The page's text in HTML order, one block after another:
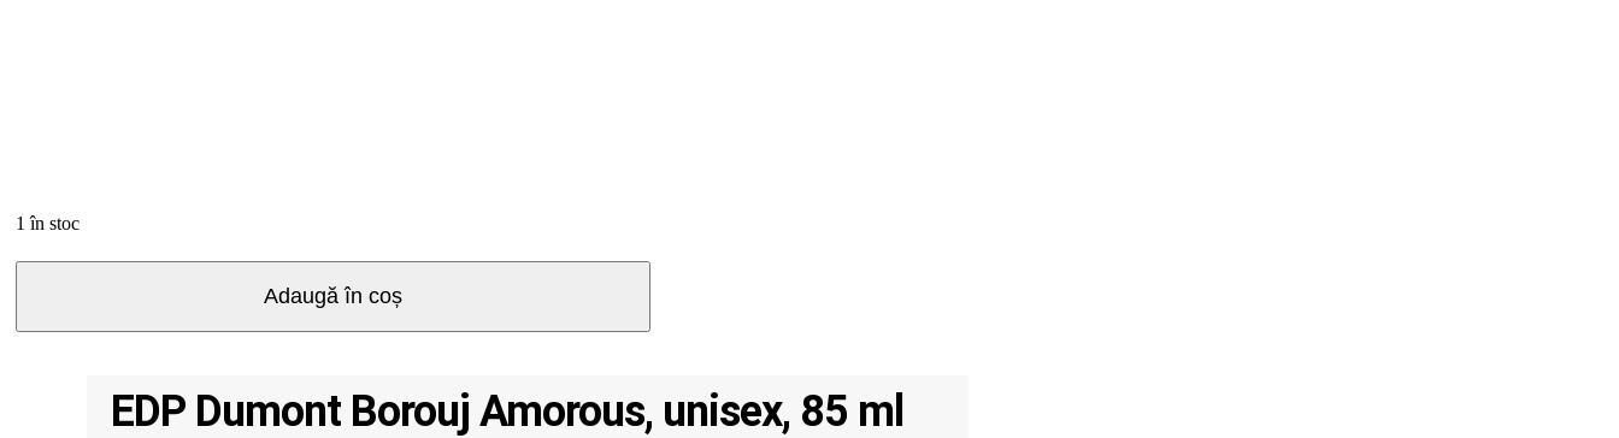
1 în stoc
Cantitate
Adaugă în coș
EDP Dumont Borouj Amorous, unisex, 85 ml